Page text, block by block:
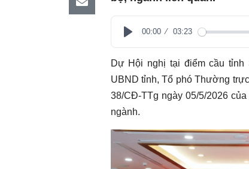
Play
00:00 03:23
Dự Hội nghị tại điểm cầu
UBND tỉnh, Tổ phó Thường
38/CĐ-TTg ngày 05/5/2026
ngành.